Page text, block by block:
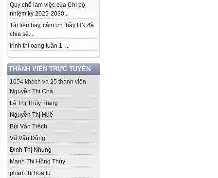
Quy chế làm việc của Chi bộ
nhiệm kỳ 2025-2030...
Tài liệu hay, cảm ơn thầy HN đã
chia sẻ....
trinh thi oang tuần 1 ...
THÀNH VIÊN TRỰC TUYẾN
1054 khách và 25 thành viên
Nguyễn Thị Chà
Lê Thị Thùy Trang
Nguyễn Thị Huế
Bùi Văn Trệch
Vũ Văn Dũng
Đinh Thị Nhung
Mạnh Thị Hồng Thúy
phạm thị hoa lư